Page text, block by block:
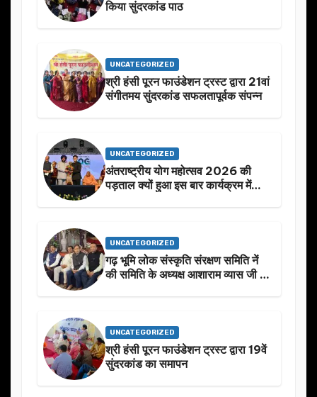
किया सुंदरकांड पाठ
UNCATEGORIZED
श्री हंसी पूरन फाउंडेशन ट्रस्ट द्वारा 21वां
संगीतमय सुंदरकांड सफलतापूर्वक संपन्न
UNCATEGORIZED
अंतराष्ट्रीय योग महोत्सव 2026 की
पड़ताल क्यों हुआ इस बार कार्यक्रम में
UNCATEGORIZED
गढ़ भूमि लोक संस्कृति संरक्षण समिति नें
की समिति के अध्यक्ष आशाराम व्यास जी के
UNCATEGORIZED
श्री हंसी पूरन फाउंडेशन ट्रस्ट द्वारा 19वें
सुंदरकांड का समापन